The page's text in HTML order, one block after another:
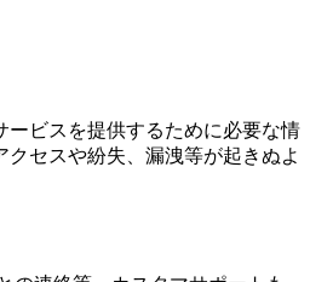
ビスを提供するために必要な情
セスや紛失、漏洩等が起きぬよ